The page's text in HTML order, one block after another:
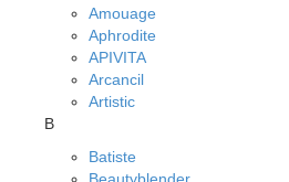
Amouage
Aphrodite
APIVITA
Arcancil
Artistic
B
Batiste